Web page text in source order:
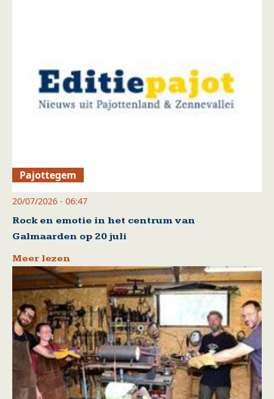
Pajottegem
20/07/2026 - 06:47
Rock en emotie in het centrum van
Galmaarden op 20 juli
Meer lezen